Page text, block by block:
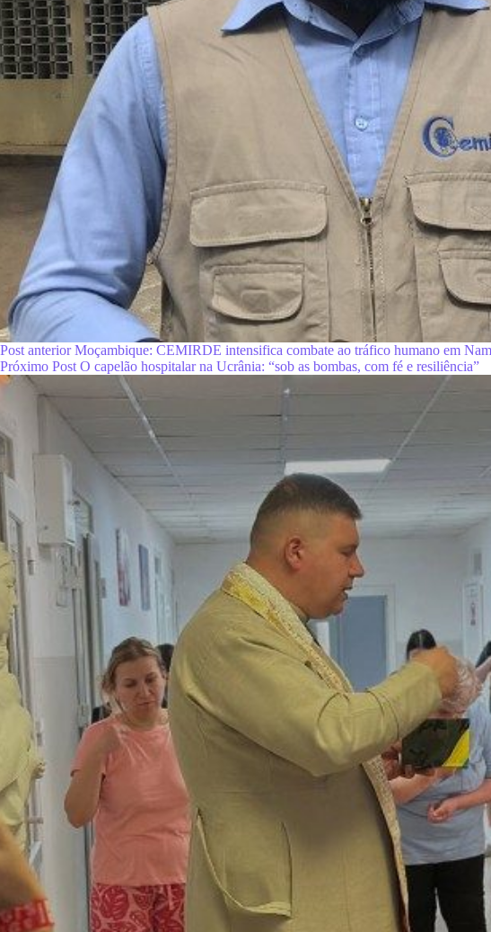
Post anteriorMoçambique: CEMIRDE intensifica combate ao tráfico humano em
Próximo Post O capelão hospitalar na Ucrânia: “sob as bombas, com fé e resiliência”